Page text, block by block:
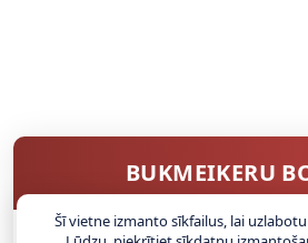
BUKMEIKERU
Šī vietne izmanto sīkfailus, lai